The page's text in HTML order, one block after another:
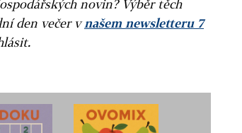
novin? Výběr těch
den večer vnašem newsletteru 7